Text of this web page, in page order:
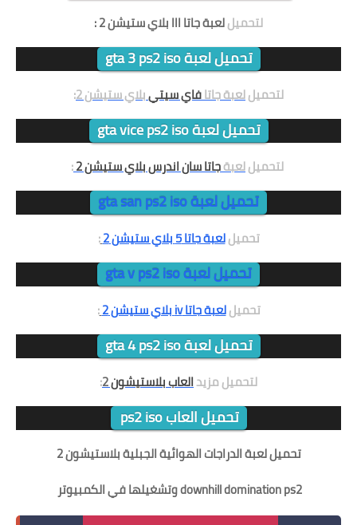
لتحميللعبة جاتا III بلاي ستيشن 2 :
تحميل لعبة gta 3 ps2 iso
لتحميللعبةجاتافاي سيتيبلاي ستيشن 2 :
تحميل لعبة gta vice ps2 iso
لتحميللعبةجاتا سان اندرس بلاي ستيشن 2 :
تحميل لعبة gta san ps2 iso
تحميللعبة جاتا 5 بلاي ستيشن 2 :
تحميل لعبة gta v ps2 iso
تحميللعبة جاتا iv بلاي ستيشن 2 :
تحميل لعبة gta 4 ps2 iso
لتحميل مزيدالعاب بلاستيشون2
:
تحميل العاب ps2 iso
تحميل لعبة الدراجات الهوائية الجبلية بلاستيشون 2
downhill domination ps2 وتشغيلها في الكمبيوتر